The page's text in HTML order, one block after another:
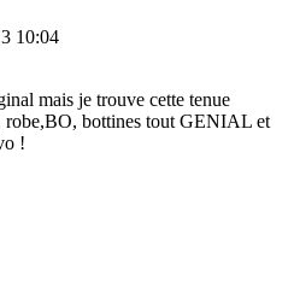
10:04
mais je trouve cette tenue
robe,BO, bottines tout GENIAL et
!